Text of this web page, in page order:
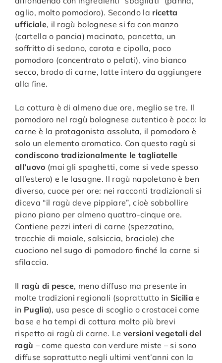
aglio, molto pomodoro). Secondo la ricetta
ufficiale, il ragù bolognese si fa con manzo
(cartella o pancia) macinato, pancetta, un
soffritto di sedano, carota e cipolla, poco
pomodoro (concentrato o pelati), vino bianco
secco, brodo di carne, latte intero da aggiungere
alla fine.
La cottura è di almeno due ore, meglio se tre. Il
pomodoro nel ragù bolognese autentico è poco: la
carne è la protagonista assoluta, il pomodoro è
solo un elemento aromatico. Con questo ragù si
condiscono tradizionalmente le tagliatelle
all’uovo (mai gli spaghetti, come si vede spesso
all’estero) e le lasagne. Il ragù napoletano è ben
diverso, cuoce per ore: nei racconti tradizionali si
diceva “il ragù deve pippiare”, cioè sobbollire
piano piano per almeno quattro-cinque ore.
Contiene pezzi interi di carne (spezzatino,
tracchie di maiale, salsiccia, braciole) che
cuociono nel sugo di pomodoro finché la carne si
sfilaccia.
Il ragù di pesce, meno diffuso ma presente in
molte tradizioni regionali (soprattutto in Siciliae
in Puglia), usa pesce di scoglio o crostacei come
base e ha tempi di cottura molto più brevi
rispetto ai ragù di carne. Le versioni vegetali del
ragù – come questa con verdure miste – si sono
diffuse soprattutto negli ultimi vent’anni con la